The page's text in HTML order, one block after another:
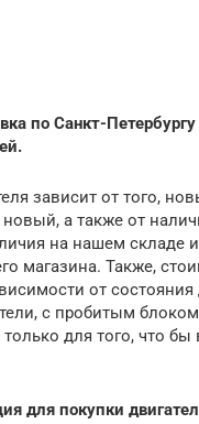
по Санкт-
зависит от того,
а также от
на нашем складе
магазина. Также,
от состояния
с пробитым
для того, что бы
для покупки